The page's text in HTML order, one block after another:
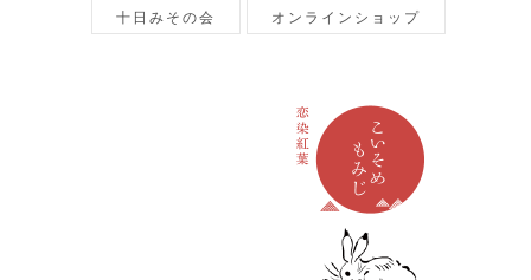
十日みその会 オンラインショップ